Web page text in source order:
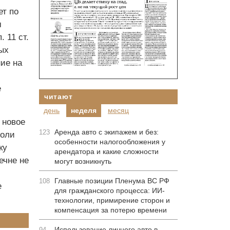
по
11 ст.
на
не
читают
день
неделя месяц
123 Аренда авто с экипажем и без:
особенности налогообложения у
арендатора и какие сложности
могут возникнуть
108
Главные позиции Пленума ВС РФ
для гражданского процесса: ИИ-
технологии, примирение сторон и
компенсация за потерю времени